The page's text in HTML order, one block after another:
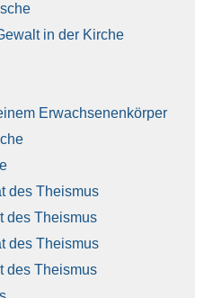
in der Kir­che
Erwach­se­nen­kör­per
des The­is­mus
des The­is­mus
des The­is­mus
des The­is­mus